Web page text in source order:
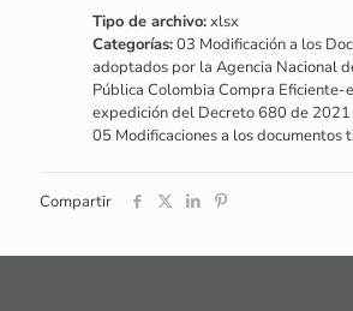
Tipo de archivo:xlsx
Categorías:03 Modificación a los
adoptados por la Agencia Nacional
Pública Colombia Compra Eficiente-
expedición del Decreto 680 de
05 Modificaciones a los documentos
Compartir